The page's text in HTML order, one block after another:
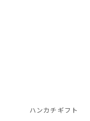
ハンカチギフト